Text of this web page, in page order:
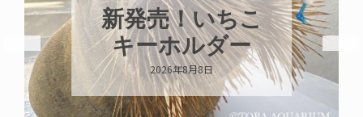
新発売！いちこ
キーホルダー
2026年8月8日